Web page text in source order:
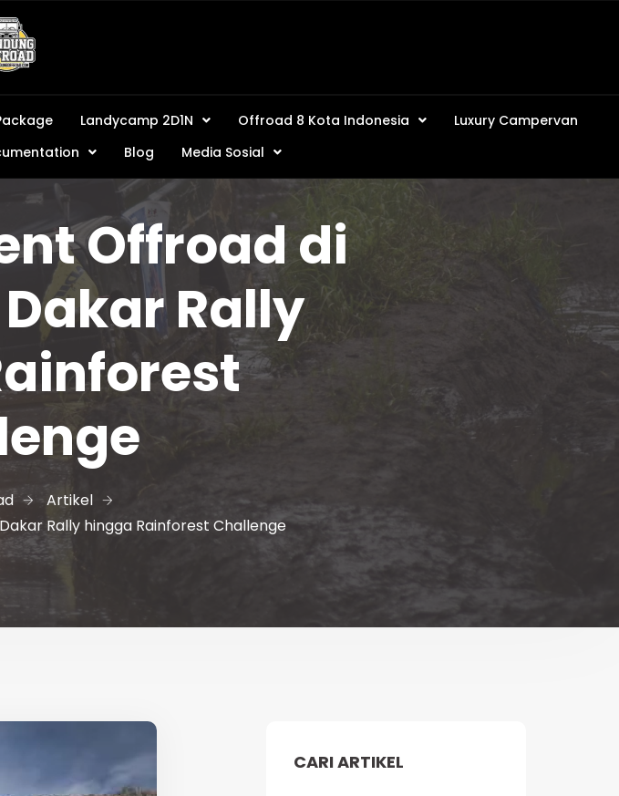
Landycamp 2D1N Offroad 8 Kota Indonesia
Luxury Campervan
Blog Media Sosial
Offroad di
Rally
Artikel
Rally hingga Rainforest Challenge
CARI ARTIKEL